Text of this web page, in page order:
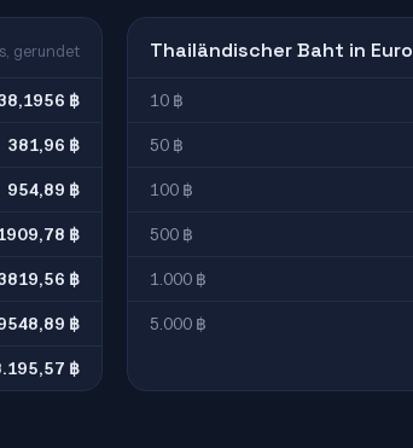
gerundet
฿
381,96 ฿
954,89 ฿
฿
฿
฿
฿
Thailändischer Baht in Euro
10 ฿
50 ฿
100 ฿
500 ฿
1.000 ฿
5.000 ฿